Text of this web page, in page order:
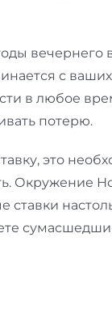
вечернего
с
в любое
потерю.
это
Окружение